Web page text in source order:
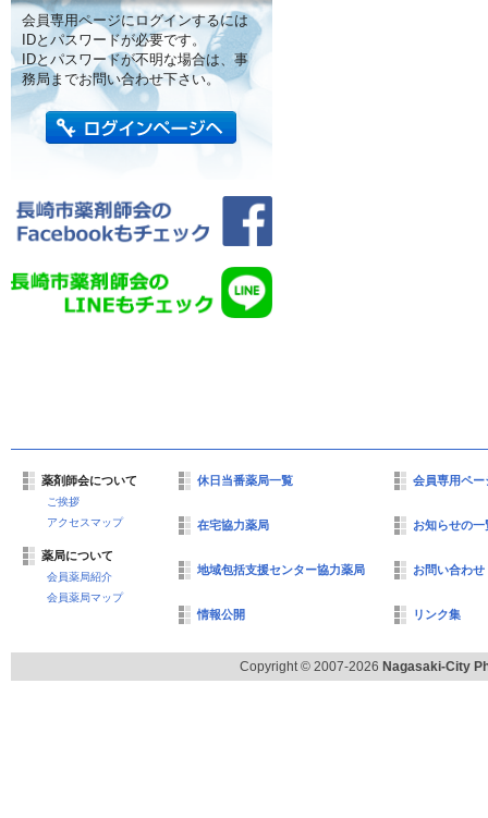
会員専用ページにログインするには
IDとパスワードが必要です。
IDとパスワードが不明な場合は、事
務局までお問い合わせ下さい。
薬剤師会について
ご挨拶
アクセスマップ
薬局について
会員薬局紹介
会員薬局マップ
休日当番薬局一覧
在宅協力薬局
地域包括支援センター協力薬局
情報公開
会員専用ペー
お知らせの一
お問い合わせ
リンク集
Copyright © 2007-2026 Nagasaki-City